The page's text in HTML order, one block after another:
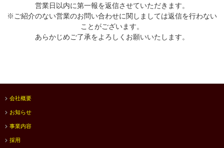
営業日以内に第一報を返信させていただきます。
※ご紹介のない営業のお問い合わせに関しましては返信を行わない
ことがございます。
あらかじめご了承をよろしくお願いいたします。
会社概要
お知らせ
事業内容
採用